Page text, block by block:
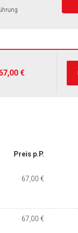
€
Preis p.P.
67,00 €
67,00 €